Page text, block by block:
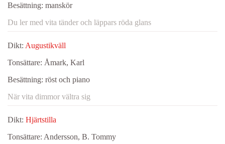
Besättning: manskör
Du ler med vita tänder och läppars röda glans
Dikt: Augustikväll
Tonsättare: Åmark, Karl
Besättning: röst och piano
När vita dimmor vältra sig
Dikt: Hjärtstilla
Tonsättare: Andersson, B. Tommy